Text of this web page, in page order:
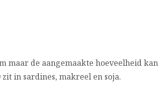
maar de aangemaakte hoeveelheid kan
in sardines, makreel en soja.